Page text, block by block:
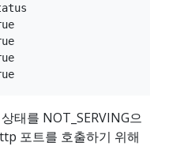
태를 NOT_SERVING으
포트를 호출하기 위해